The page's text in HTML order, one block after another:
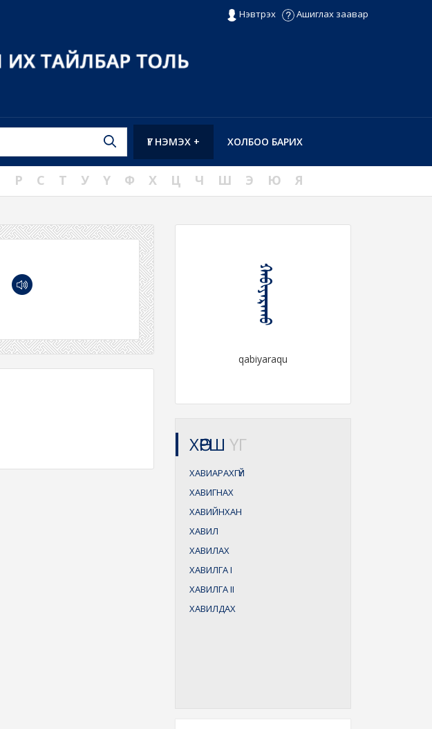
Нэвтрэх Ашиглах заавар
ХОЛБОО БАРИХ
ҮГ НЭМЭХ +
Р С Т У Ү Ф Х Ц Ч Ш Э Ю Я
ᠬᠠᠪᠢᠶᠠᠷᠠᠬᠤ
qabiyaraqu
ХӨРШ ҮГ
ХАВИАРАХГҮЙ
ХАВИГНАХ
ХАВИЙНХАН
ХАВИЛ
ХАВИЛАХ
ХАВИЛГАI
ХАВИЛГАII
ХАВИЛДАХ